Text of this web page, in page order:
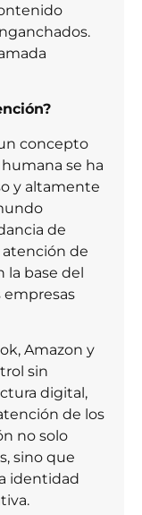
concepto
se ha
y altamente
de
de
la base del
Amazon y
sin
digital,
de los
no solo
sino que
identidad